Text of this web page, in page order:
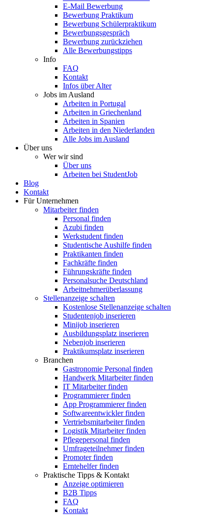
E-Mail Bewerbung
Bewerbung Praktikum
Bewerbung Schülerpraktikum
Bewerbungsgespräch
Bewerbung zurückziehen
Alle Bewerbungstipps
Info
FAQ
Kontakt
Infos über Alter
Jobs im Ausland
Arbeiten in Portugal
Arbeiten in Griechenland
Arbeiten in Spanien
Arbeiten in den Niederlanden
Alle Jobs im Ausland
Über uns
Wer wir sind
Über uns
Arbeiten bei StudentJob
Blog
Kontakt
Für Unternehmen
Mitarbeiter finden
Personal finden
Azubi finden
Werkstudent finden
Studentische Aushilfe finden
Praktikanten finden
Fachkräfte finden
Führungskräfte finden
Personalsuche Deutschland
Arbeitnehmerüberlassung
Stellenanzeige schalten
Kostenlose Stellenanzeige schalten
Studentenjob inserieren
Minijob inserieren
Ausbildungsplatz inserieren
Nebenjob inserieren
Praktikumsplatz inserieren
Branchen
Gastronomie Personal finden
Handwerk Mitarbeiter finden
IT Mitarbeiter finden
Programmierer finden
App Programmierer finden
Softwareentwickler finden
Vertriebsmitarbeiter finden
Logistik Mitarbeiter finden
Pflegepersonal finden
Umfrageteilnehmer finden
Promoter finden
Erntehelfer finden
Praktische Tipps & Kontakt
Anzeige optimieren
B2B Tipps
FAQ
Kontakt